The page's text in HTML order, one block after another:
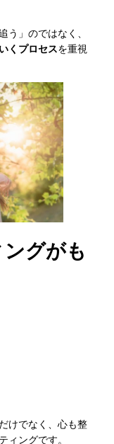
う」のではなく、
くプロセスを重視
グがも
けでなく、心も整
ィングです。